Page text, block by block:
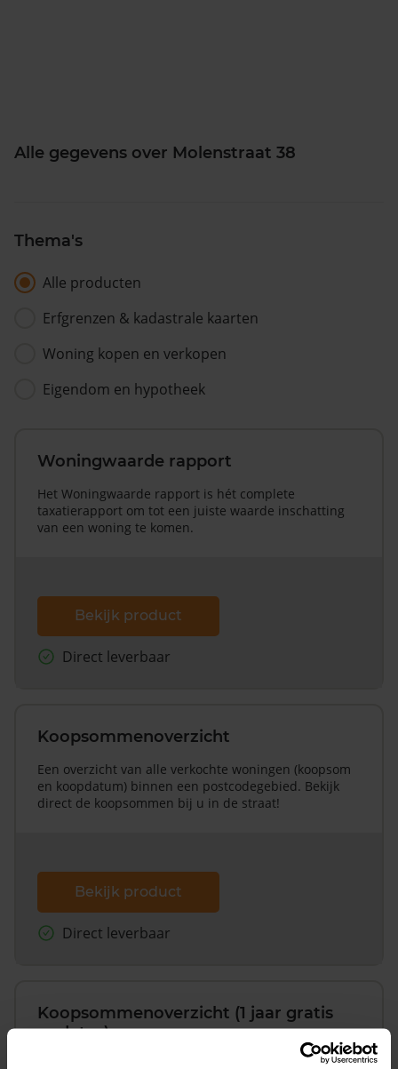
Alle gegevens over Molenstraat 38
Thema's
Alle producten
Erfgrenzen & kadastrale kaarten
Woning kopen en verkopen
Eigendom en hypotheek
Woningwaarde rapport
Het Woningwaarde rapport is hét complete
taxatierapport om tot een juiste waarde inschatting
van een woning te komen.
Bekijk product
Direct leverbaar
Koopsommenoverzicht
Een overzicht van alle verkochte woningen (koopsom
en koopdatum) binnen een postcodegebied. Bekijk
direct de koopsommen bij u in de straat!
Bekijk product
Direct leverbaar
Koopsommenoverzicht (1 jaar gratis
updates)